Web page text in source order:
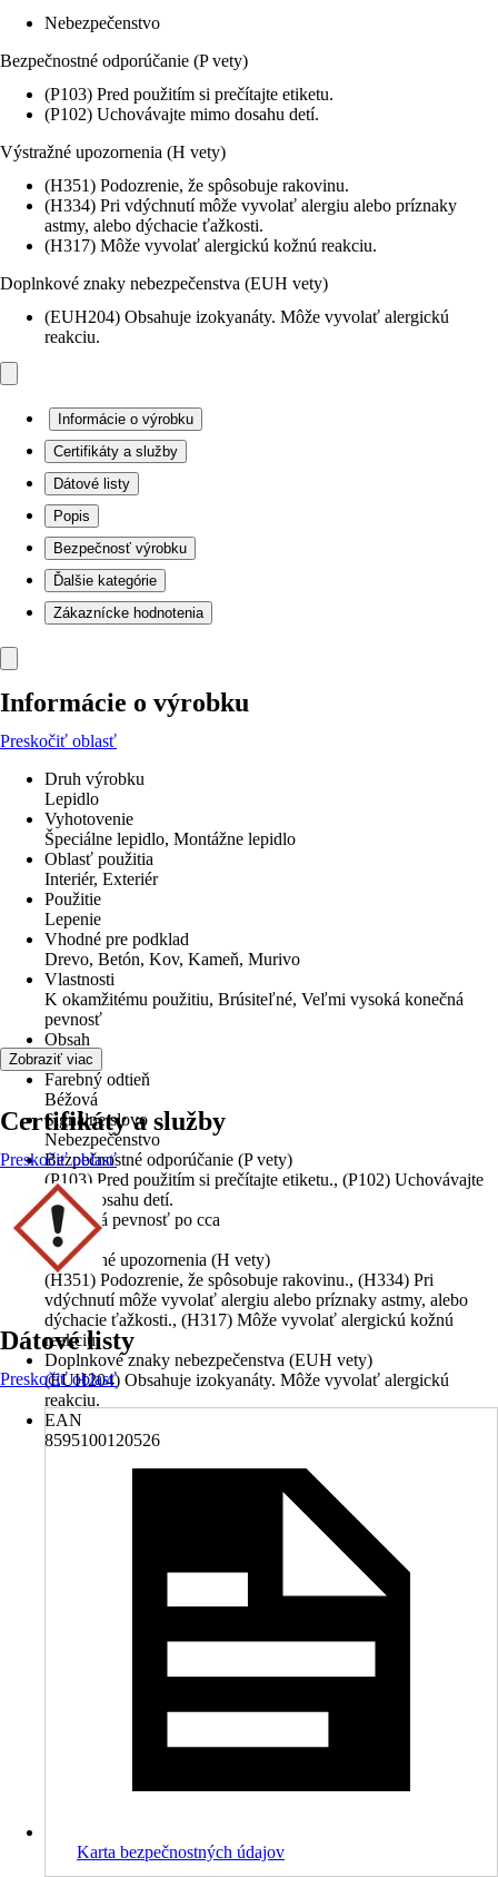
Nebezpečenstvo
Bezpečnostné odporúčanie (P vety)
(P103) Pred použitím si prečítajte etiketu.
(P102) Uchovávajte mimo dosahu detí.
Výstražné upozornenia (H vety)
(H351) Podozrenie, že spôsobuje rakovinu.
(H334) Pri vdýchnutí môže vyvolať alergiu alebo príznaky
astmy, alebo dýchacie ťažkosti.
(H317) Môže vyvolať alergickú kožnú reakciu.
Doplnkové znaky nebezpečenstva (EUH vety)
(EUH204) Obsahuje izokyanáty. Môže vyvolať alergickú
reakciu.
Informácie o výrobku
Certifikáty a služby
Dátové listy
Popis
Bezpečnosť výrobku
Ďalšie kategórie
Zákaznícke hodnotenia
Informácie o výrobku
Preskočiť oblasť
Druh výrobku
Lepidlo
Vyhotovenie
Špeciálne lepidlo, Montážne lepidlo
Oblasť použitia
Interiér, Exteriér
Použitie
Lepenie
Vhodné pre podklad
Drevo, Betón, Kov, Kameň, Murivo
Vlastnosti
K okamžitému použitiu, Brúsiteľné, Veľmi vysoká konečná
pevnosť
Obsah
300 ml
Farebný odtieň
Béžová
Signálne slovo
Nebezpečenstvo
Bezpečnostné odporúčanie (P vety)
(P103) Pred použitím si prečítajte etiketu., (P102) Uchovávajte
mimo dosahu detí.
Konečná pevnosť po cca
48 h
Výstražné upozornenia (H vety)
(H351) Podozrenie, že spôsobuje rakovinu., (H334) Pri
vdýchnutí môže vyvolať alergiu alebo príznaky astmy, alebo
dýchacie ťažkosti., (H317) Môže vyvolať alergickú kožnú
reakciu.
Doplnkové znaky nebezpečenstva (EUH vety)
(EUH204) Obsahuje izokyanáty. Môže vyvolať alergickú
reakciu.
EAN
8595100120526
Zobraziť viac
Certifikáty a služby
Preskočiť oblasť
Dátové listy
Preskočiť oblasť
Karta bezpečnostných údajov